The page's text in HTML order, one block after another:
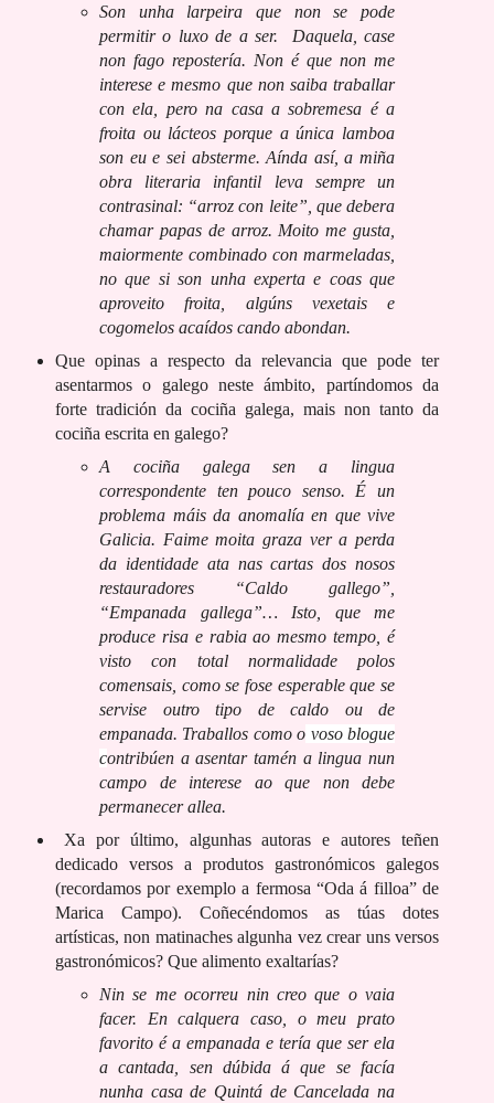
Son unha larpeira que non se pode
permitir o luxo de a ser. Daquela, case
non fago repostería. Non é que non me
interese e mesmo que non saiba traballar
con ela, pero na casa a sobremesa é a
froita ou lácteos porque a única lamboa
son eu e sei absterme. Aínda así, a miña
obra literaria infantil leva sempre un
contrasinal: “arroz con leite”, que debera
chamar papas de arroz. Moito me gusta,
maiormente combinado con marmeladas,
no que si son unha experta e coas que
aproveito froita, algúns vexetais e
cogomelos acaídos cando abondan.
Que opinas a respecto da relevancia que pode ter
asentarmos o galego neste ámbito, partíndomos da
forte tradición da cociña galega, mais non tanto da
cociña escrita en galego?
A cociña galega sen a lingua
correspondente ten pouco senso. É un
problema máis da anomalía en que vive
Galicia. Faime moita graza ver a perda
da identidade ata nas cartas dos nosos
restauradores “Caldo gallego”,
“Empanada gallega”… Isto, que me
produce risa e rabia ao mesmo tempo, é
visto con total normalidade polos
comensais, como se fose esperable que se
servise outro tipo de caldo ou de
empanada. Traballos como o voso blogue
contribúen a asentar tamén a lingua nun
campo de interese ao que non debe
permanecer allea.
Xa por último, algunhas autoras e autores teñen
dedicado versos a produtos gastronómicos galegos
(recordamos por exemplo a fermosa “Oda á filloa” de
Marica Campo). Coñecéndomos as túas dotes
artísticas, non matinaches algunha vez crear uns versos
gastronómicos? Que alimento exaltarías?
Nin se me ocorreu nin creo que o vaia
facer. En calquera caso, o meu prato
favorito é a empanada e tería que ser ela
a cantada, sen dúbida á que se facía
nunha casa de Quintá de Cancelada na